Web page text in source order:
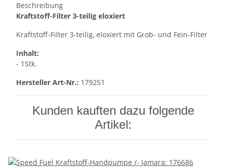
Beschreibung
Kraftstoff-Filter 3-teilig eloxiert
Kraftstoff-Filter 3-teilig, eloxiert mit Grob- und Fein-Filter
Inhalt:
- 1Stk.
Hersteller Art-Nr.: 179251
Kunden kauften dazu folgende
Artikel: